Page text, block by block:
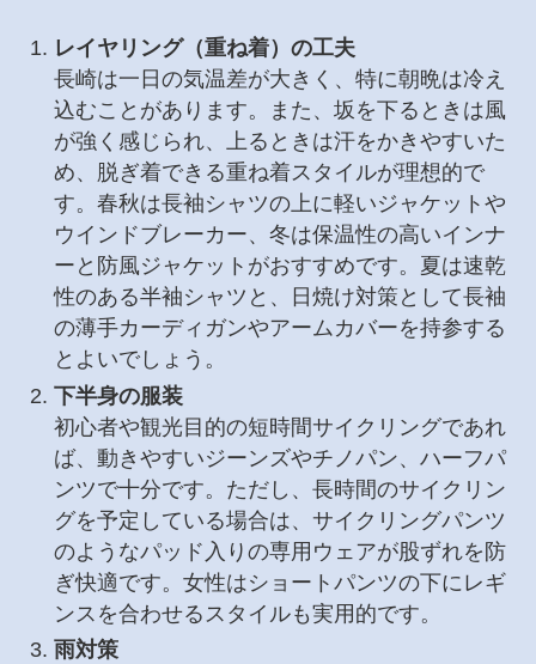
レイヤリング（重ね着）の工夫
長崎は一日の気温差が大きく、特に朝晩は冷え
込むことがあります。また、坂を下るときは風
が強く感じられ、上るときは汗をかきやすいた
め、脱ぎ着できる重ね着スタイルが理想的で
す。春秋は長袖シャツの上に軽いジャケットや
ウインドブレーカー、冬は保温性の高いインナ
ーと防風ジャケットがおすすめです。夏は速乾
性のある半袖シャツと、日焼け対策として長袖
の薄手カーディガンやアームカバーを持参する
とよいでしょう。
下半身の服装
初心者や観光目的の短時間サイクリングであれ
ば、動きやすいジーンズやチノパン、ハーフパ
ンツで十分です。ただし、長時間のサイクリン
グを予定している場合は、サイクリングパンツ
のようなパッド入りの専用ウェアが股ずれを防
ぎ快適です。女性はショートパンツの下にレギ
ンスを合わせるスタイルも実用的です。
雨対策